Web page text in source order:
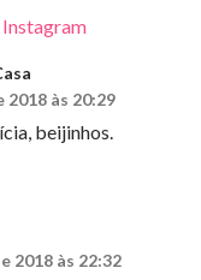
Instagram
2018 às 20:29
beijinhos.
2018 às 22:32